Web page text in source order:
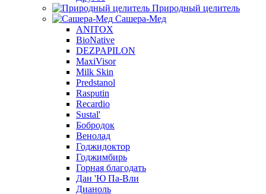
Природный целитель
Сашера-Мед
ANITOX
BioNative
DEZPAPILON
MaxiVisor
Milk Skin
Predstanol
Rasputin
Recardio
Sustal'
Бобродок
Венолад
Годжидоктор
Годжимбирь
Горная благодать
Дан 'Ю Па-Вли
Дианоль